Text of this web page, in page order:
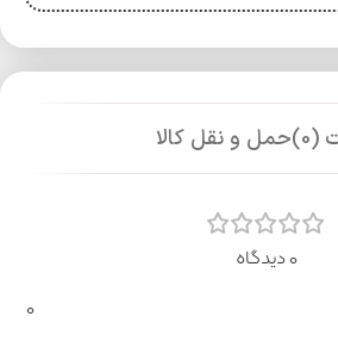
(0) حمل و نقل کالا
0 دیدگاه
0